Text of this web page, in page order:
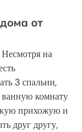
от
на
3 спальни,
комнату
прихожую и
друг другу,